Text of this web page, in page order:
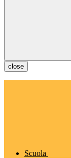
close
Scuola